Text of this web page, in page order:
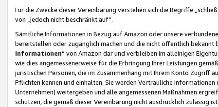
Für die Zwecke dieser Vereinbarung verstehen sich die Begriffe
von „jedoch nicht beschränkt auf“.
Sämtliche Informationen in Bezug auf Amazon oder unsere
bereitstellen oder zugänglich machen und die nicht öffentlich
Informationen“ von Amazon dar und verbleiben im alleinigen
wie dies angemessenerweise für die Erbringung Ihrer Leistungen
juristischen Personen, die im Zusammenhang mit Ihrem Konto
Pflichten kennen und einhalten. Sie werden Vertrauliche
Unternehmen) weitergeben und alle angemessenen Maßnahmen
schützen, die gemäß dieser Vereinbarung nicht ausdrücklich zulässig